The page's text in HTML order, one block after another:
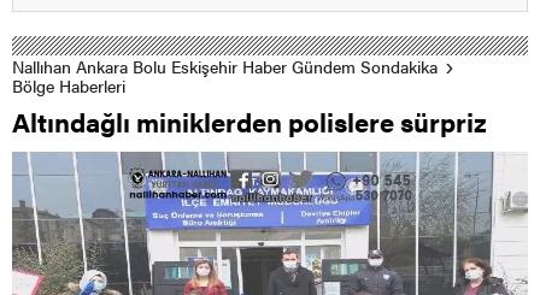
Nallıhan Ankara Bolu Eskişehir Haber Gündem Sondakika
Bölge Haberleri
Altındağlı miniklerden polislere sürpriz